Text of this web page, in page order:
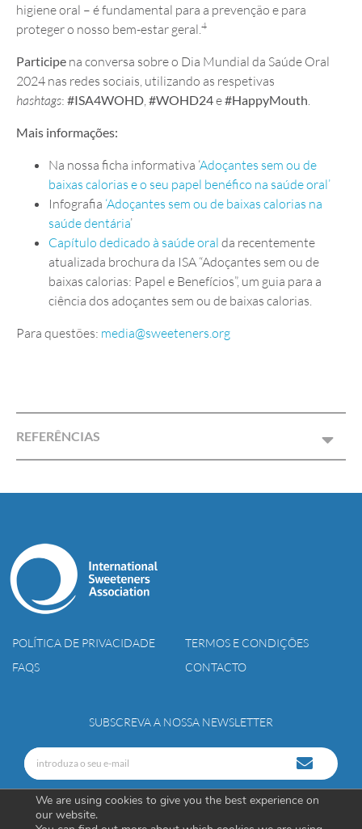
higiene oral – é fundamental para a prevenção e para
proteger o nosso bem-estar geral.4
Participe na conversa sobre o Dia Mundial da Saúde Oral
2024 nas redes sociais, utilizando as respetivas
hashtags: #ISA4WOHD,#WOHD24e#HappyMouth.
Mais informações:
Na nossa ficha informativa ‘Adoçantes sem ou de
baixas calorias e o seu papel benéfico na saúde oral’
Infografia ‘Adoçantes sem ou de baixas calorias na
saúde dentária’
Capítulo dedicado à saúde oral da recentemente
atualizada brochura da ISA “Adoçantes sem ou de
baixas calorias: Papel e Benefícios”, um guia para a
ciência dos adoçantes sem ou de baixas calorias.
Para questões: media@sweeteners.org
REFERÊNCIAS
POLÍTICA DE PRIVACIDADE
TERMOS E CONDIÇÕES
FAQS
CONTACTO
SUBSCREVA A NOSSA NEWSLETTER
We are using cookies to give you the best experience on
our website.